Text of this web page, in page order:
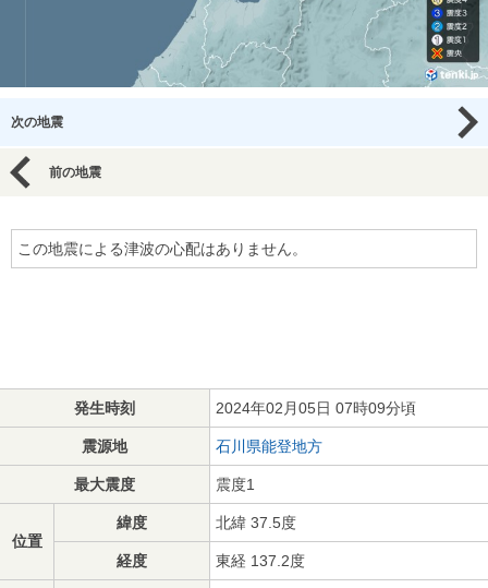
次の地震
前の地震
この地震による津波の心配はありません。
発生時刻 2024年02月05日 07時09分頃
震源地 石川県能登地方
最大震度 震度1
位置
緯度 北緯 37.5度
経度 東経 137.2度